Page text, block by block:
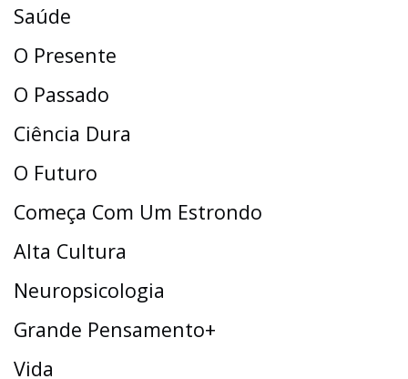
Saúde
O Presente
O Passado
Ciência Dura
O Futuro
Começa Com Um Estrondo
Alta Cultura
Neuropsicologia
Grande Pensamento+
Vida